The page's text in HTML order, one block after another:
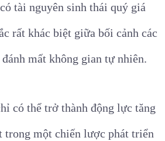
tài nguyên sinh thái quý giá
rất khác biệt giữa bối cảnh các
mất không gian tự nhiên.
có thể trở thành động lực tăng
trong một chiến lược phát triển